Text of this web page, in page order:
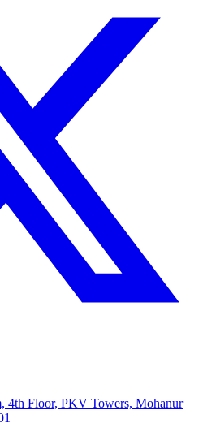
4th Floor, PKV Towers, Mohanur